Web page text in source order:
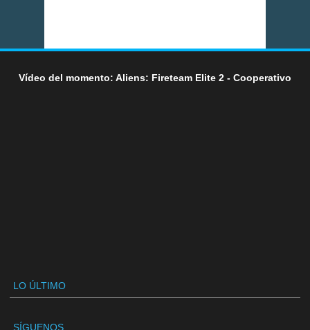
Vídeo del momento: Aliens: Fireteam Elite 2 - Cooperativo
LO ÚLTIMO
SÍGUENOS